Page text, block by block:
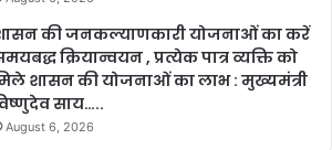
की जनकल्याणकारी योजनाओं का करें
क्रियान्वयन , प्रत्येक पात्र व्यक्ति को
शासन की योजनाओं का लाभ : मुख्यमंत्री
साय…..
August 6, 2026